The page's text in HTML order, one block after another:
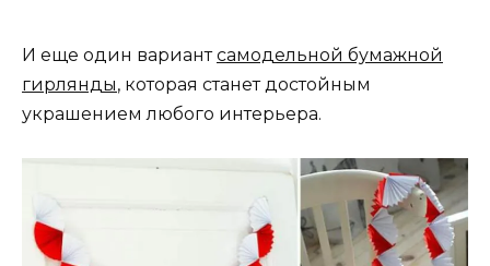
И еще один вариантсамодельной бумажной
гирлянды, которая станет достойным
украшением любого интерьера.